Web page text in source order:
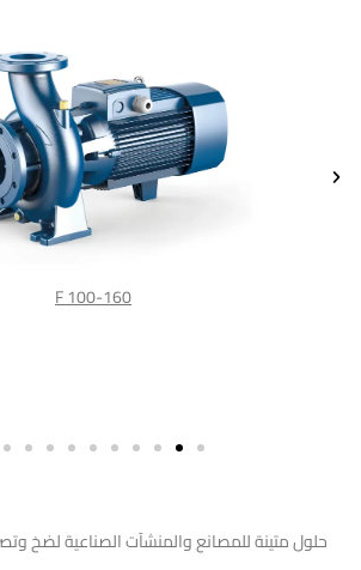
حلول متينة للمصانع والمنشآت الصناعية لضخ
F 100-160